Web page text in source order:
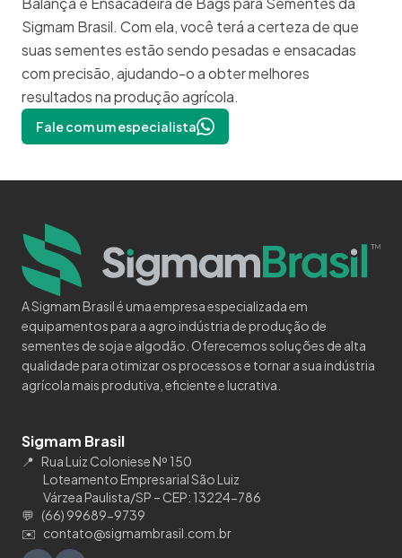
Sigmam Brasil. Com ela, você terá a certeza de que
suas sementes estão sendo pesadas e ensacadas
com precisão, ajudando-o a obter melhores
resultados na produção agrícola.
Fale com um especialista
A Sigmam Brasil é uma empresa especializada em
equipamentos para a agro indústria de produção de
sementes de soja e algodão. Oferecemos soluções de alta
qualidade para otimizar os processos e tornar a sua indústria
agrícola mais produtiva, eficiente e lucrativa.
Sigmam Brasil
📍 Rua Luiz Coloniese Nº 150
Loteamento Empresarial São Luiz
Várzea Paulista/SP – CEP: 13224-786
💬 (66) 99689-9739
✉️ contato@sigmambrasil.com.br